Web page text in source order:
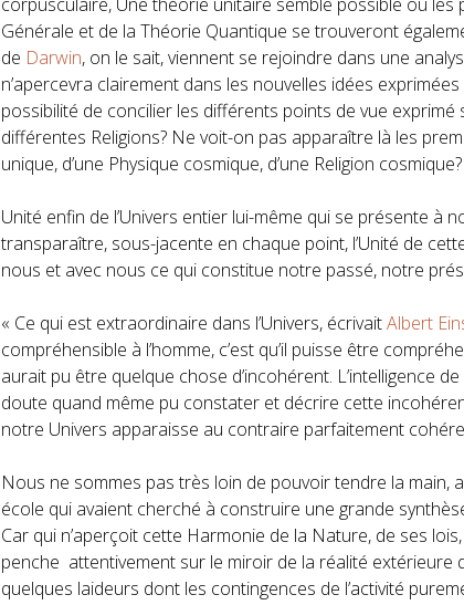
Générale et de la Théorie Quantique se trouveront
de Darwin, on le sait, viennent se rejoindre dans une
n’apercevra clairement dans les nouvelles idées
possibilité de concilier les différents points de vue
différentes Religions? Ne voit-on pas apparaître là les
unique, d’une Physique cosmique, d’une Religion cosmique?
Unité enfin de l’Univers entier lui-même qui se présente à
transparaître, sous-jacente en chaque point, l’Unité de
nous et avec nous ce qui constitue notre passé, notre
« Ce qui est extraordinaire dans l’Univers, écrivaitAlbert
compréhensible à l’homme, c’est qu’il puisse être
aurait pu être quelque chose d’incohérent. L’intelligence
doute quand même pu constater et décrire cette
notre Univers apparaisse au contraire parfaitement
Nous ne sommes pas très loin de pouvoir tendre la main,
école qui avaient cherché à construire une grande
Car qui n’aperçoit cette Harmonie de la Nature, de ses
penche attentivement sur le miroir de la réalité extérieure
quelques laideurs dont les contingences de l’activité